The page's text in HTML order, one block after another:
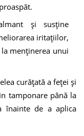
și susține
iritațiilor,
menținerea unui
curățată a feței și
tamponare până la
înainte de a aplica